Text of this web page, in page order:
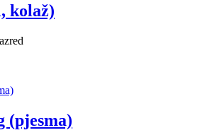
kolaž)
(pjesma)